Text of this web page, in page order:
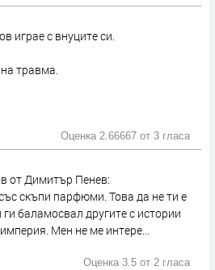
играе с внуците си.
травма.
Оценка 2.66667 от 3 гласа
от Димитър Пенев:
скъпи парфюми. Това да не ти е
баламосвал другите с истории
Мен не ме интере...
Оценка 3.5 от 2 гласа